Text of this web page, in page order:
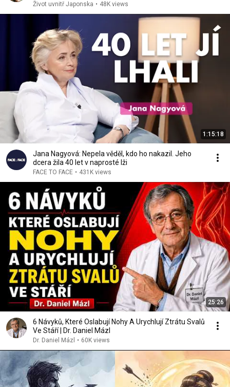
Život uvnitř Japonska • 48K views
1:15:18
Jana Nagyová: Nepela věděl, kdo ho nakazil. Jeho
dcera žila 40 let v naprosté lži
FACE TO FACE • 431K views
25:26
6 Návyků, Které Oslabují Nohy A Urychlují Ztrátu Svalů
Ve Stáří | Dr. Daniel Mázl
Dr. Daniel Mázl • 60K views